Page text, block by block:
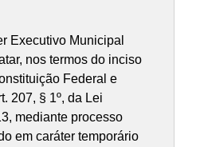
Executivo Municipal
nos termos do inciso
Federal e
207, § 1º, da Lei
mediante processo
em caráter temporário